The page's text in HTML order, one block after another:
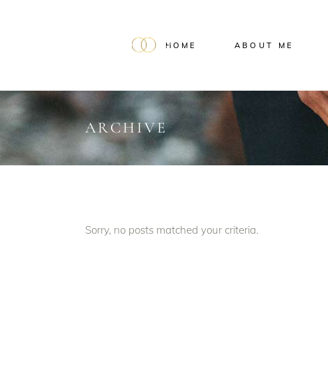
HOME ABOUT ME
ARCHIVE
Sorry, no posts matched your criteria.